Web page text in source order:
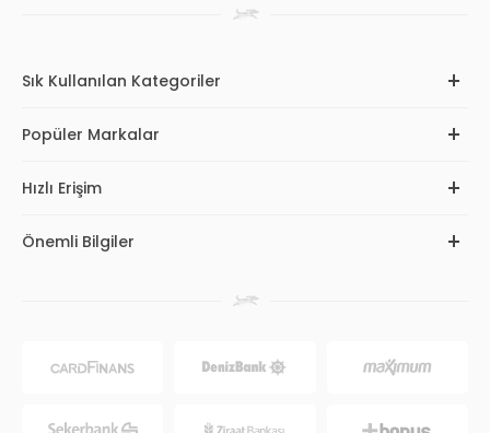
Sık Kullanılan Kategoriler
Popüler Markalar
Hızlı Erişim
Önemli Bilgiler